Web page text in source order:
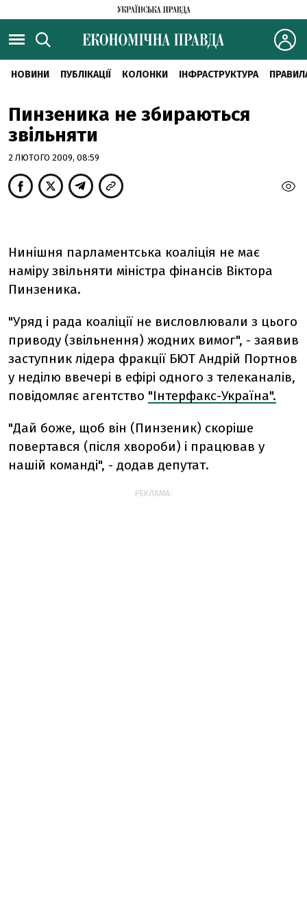
НОВИНИ ПУБЛІКАЦІЇ КОЛОНКИ ІНФРАСТРУКТУРА
Пинзеника не збираються
звільняти
2 ЛЮТОГО 2009, 08:59
Нинішня парламентська коаліція не має
наміру звільняти міністра фінансів Віктора
Пинзеника.
"Уряд і рада коаліції не висловлювали з цього
приводу (звільнення) жодних вимог", - заявив
заступник лідера фракції БЮТ Андрій Портнов
у неділю ввечері в ефірі одного з телеканалів,
повідомляє агентство "Інтерфакс-Україна".
"Дай боже, щоб він (Пинзеник) скоріше
повертався (після хвороби) і працював у
нашій команді", - додав депутат.
РЕКЛАМА: